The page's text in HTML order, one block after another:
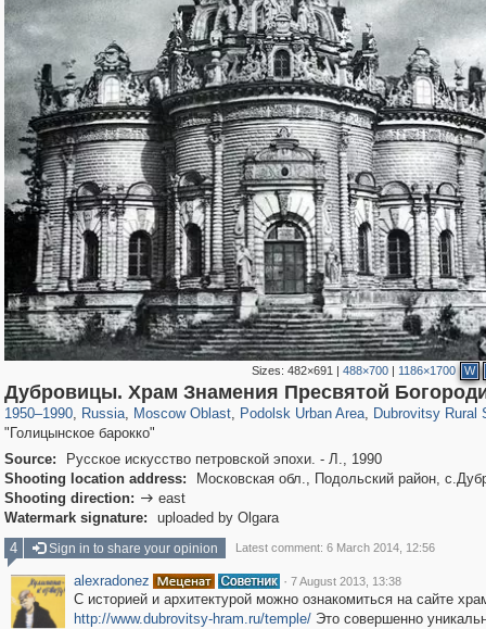
Sizes:482×691 |488×700 | 1186×1700 W
Дубровицы. Храм Знамения Пресвятой
1950–1990, Russia
1,407,706 29,262
, Moscow Oblast
96,662 1,691
, Podolsk Urban Area
3,198 33
, Dubrovitsy Rural
793 22
"Голицынское барокко"
Source:
Русское искусство петровской эпохи. - Л., 1990
Shooting location address:
Московская обл., Подольский район,
Shooting direction:  east
Watermark signature:
uploaded by Olgara
4
Sign in to share your opinion Latest comment: 6 March 2014, 12:56
alexradonez · 7 August 2013, 13:38
С историей и архитектурой можно ознакомиться на сайте
http://www.dubrovitsy-hram.ru/temple/Это совершенно